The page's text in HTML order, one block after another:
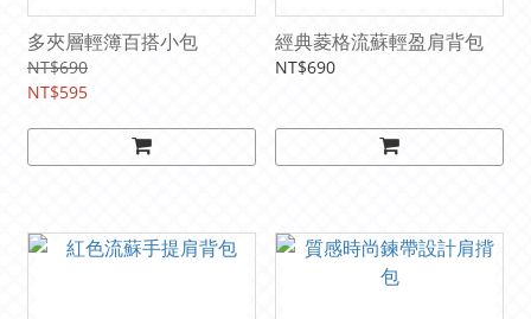
多夾層輕簿百搭小包
NT$690
NT$595
經典菱格流蘇輕盈肩背包
NT$690